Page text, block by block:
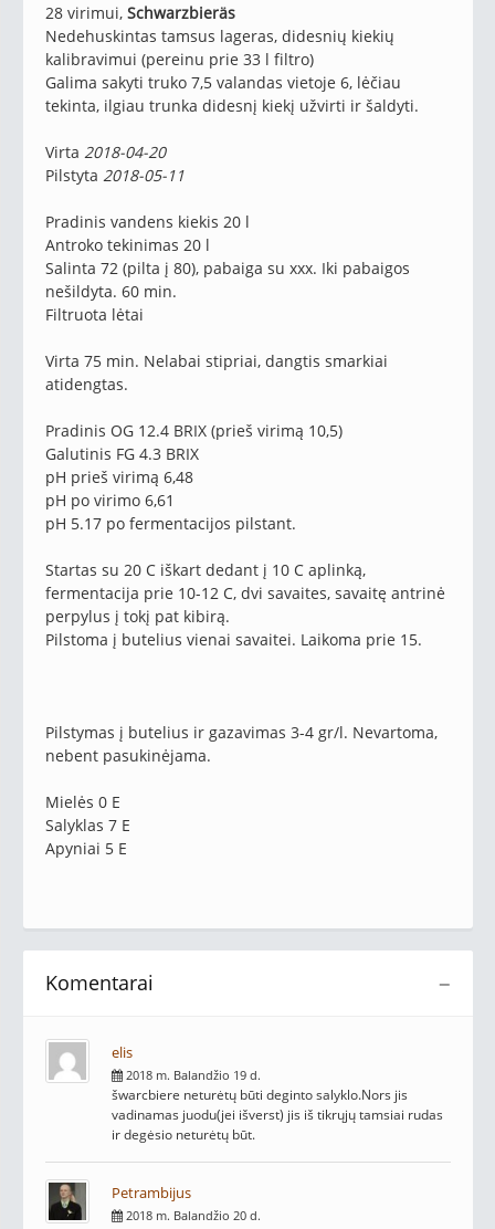
28 virimui, Schwarzbieräs
Nedehuskintas tamsus lageras, didesnių kiekių
kalibravimui (pereinu prie 33 l filtro)
Galima sakyti truko 7,5 valandas vietoje 6, lėčiau
tekinta, ilgiau trunka didesnį kiekį užvirti ir šaldyti.
Virta 2018-04-20
Pilstyta 2018-05-11
Pradinis vandens kiekis 20 l
Antroko tekinimas 20 l
Salinta 72 (pilta į 80), pabaiga su xxx. Iki pabaigos
nešildyta. 60 min.
Filtruota lėtai
Virta 75 min. Nelabai stipriai, dangtis smarkiai
atidengtas.
Pradinis OG 12.4 BRIX (prieš virimą 10,5)
Galutinis FG 4.3 BRIX
pH prieš virimą 6,48
pH po virimo 6,61
pH 5.17 po fermentacijos pilstant.
Startas su 20 C iškart dedant į 10 C aplinką,
fermentacija prie 10-12 C, dvi savaites, savaitę antrinė
perpylus į tokį pat kibirą.
Pilstoma į butelius vienai savaitei. Laikoma prie 15.
Pilstymas į butelius ir gazavimas 3-4 gr/l. Nevartoma,
nebent pasukinėjama.
Mielės 0 E
Salyklas 7 E
Apyniai 5 E
−
Komentarai
elis
2018 m. Balandžio 19 d.
šwarcbiere neturėtų būti deginto salyklo.Nors jis
vadinamas juodu(jei išverst) jis iš tikrųjų tamsiai rudas
ir degėsio neturėtų būt.
Petrambijus
2018 m. Balandžio 20 d.